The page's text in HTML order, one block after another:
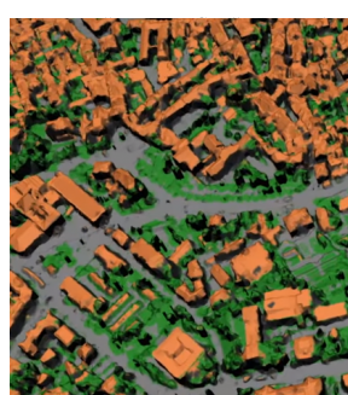
L’intelligence artificielle de Google